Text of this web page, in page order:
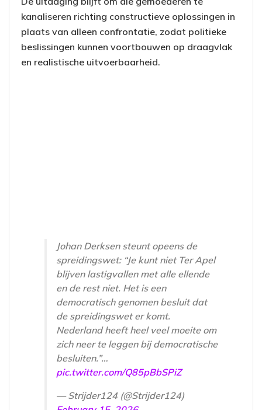
kanaliseren richting constructieve oplossingen in
plaats van alleen confrontatie, zodat politieke
beslissingen kunnen voortbouwen op draagvlak
en realistische uitvoerbaarheid.
Johan Derksen steunt opeens de
spreidingswet: “Je kunt niet Ter Apel
blijven lastigvallen met alle ellende
en de rest niet. Het is een
democratisch genomen besluit dat
de spreidingswet er komt.
Nederland heeft heel veel moeite om
zich neer te leggen bij democratische
besluiten.”…
pic.twitter.com/Q85pBbSPiZ
— Strijder124 (@Strijder124)